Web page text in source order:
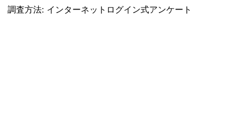
調査方法: インターネットログイン式アンケート